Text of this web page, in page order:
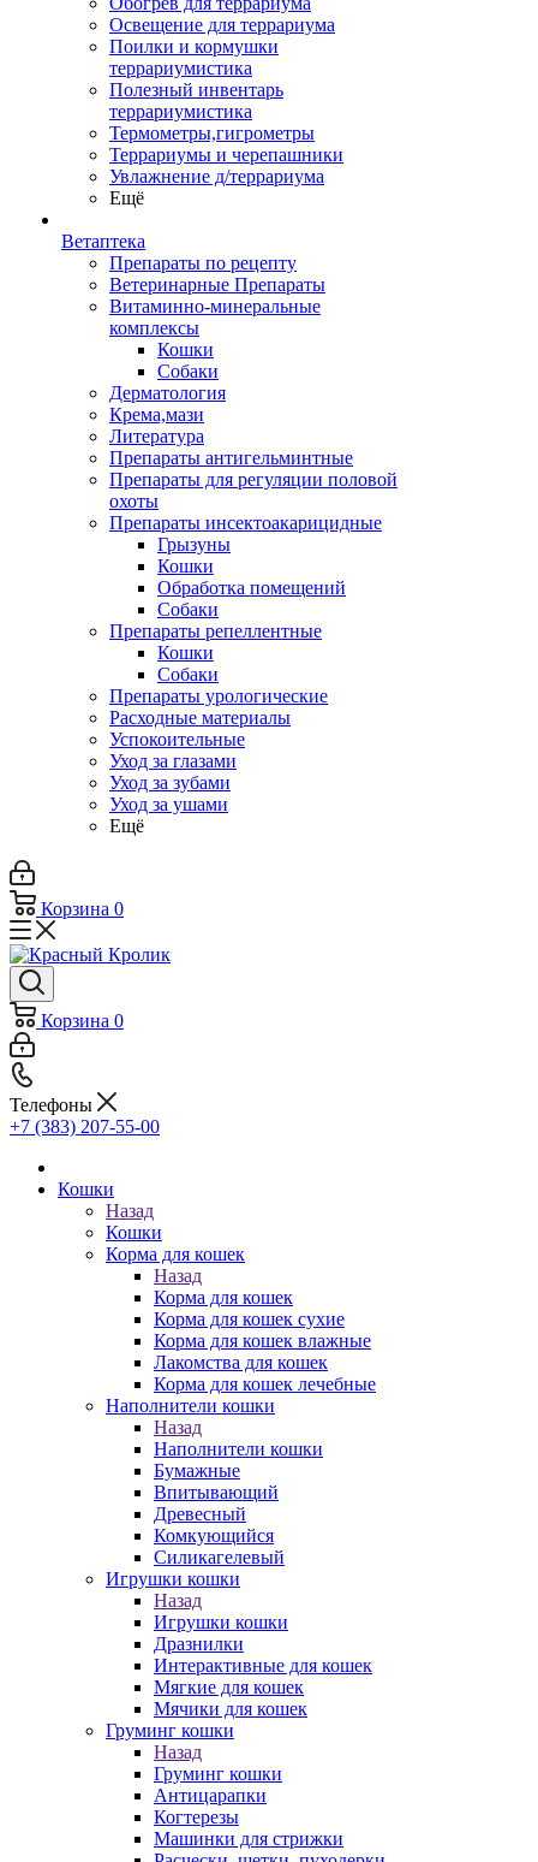
Освещение для террариума
Поилки и кормушки
террариумистика
Полезный инвентарь
террариумистика
Термометры,гигрометры
Террариумы и черепашники
Увлажнение д/террариума
Ещё
Ветаптека
Препараты по рецепту
Ветеринарные Препараты
Витаминно-минеральные
комплексы
Кошки
Собаки
Дерматология
Крема,мази
Литература
Препараты антигельминтные
Препараты для регуляции половой
охоты
Препараты инсектоакарицидные
Грызуны
Кошки
Обработка помещений
Собаки
Препараты репеллентные
Кошки
Собаки
Препараты урологические
Расходные материалы
Успокоительные
Уход за глазами
Уход за зубами
Уход за ушами
Ещё
Корзина 0
Корзина 0
Телефоны
+7 (383) 207-55-00
Кошки
Назад
Кошки
Корма для кошек
Назад
Корма для кошек
Корма для кошек сухие
Корма для кошек влажные
Лакомства для кошек
Корма для кошек лечебные
Наполнители кошки
Назад
Наполнители кошки
Бумажные
Впитывающий
Древесный
Комкующийся
Силикагелевый
Игрушки кошки
Назад
Игрушки кошки
Дразнилки
Интерактивные для кошек
Мягкие для кошек
Мячики для кошек
Груминг кошки
Назад
Груминг кошки
Антицарапки
Когтерезы
Машинки для стрижки